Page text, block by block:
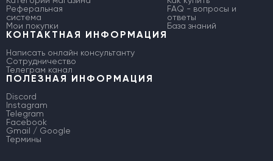
Реферальная
система
Мои покупки
FAQ - вопросы и
ответы
База знаний
КОНТАКТНАЯ ИНФОРМАЦИЯ
Написать онлайн консультанту
Сотрудничество
Телеграм канал
ПОЛЕЗНАЯ ИНФОРМАЦИЯ
Discord
Instagram
Telegram
Facebook
Gmail / Google
Термины